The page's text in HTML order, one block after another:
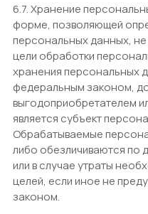
6.7. Хранение
форме, позволяющей
персональных данных,
цели обработки
хранения персональных
федеральным законом,
выгодоприобретателем
является субъект
Обрабатываемые
либо обезличиваются по
или в случае утраты
целей, если иное не
законом.